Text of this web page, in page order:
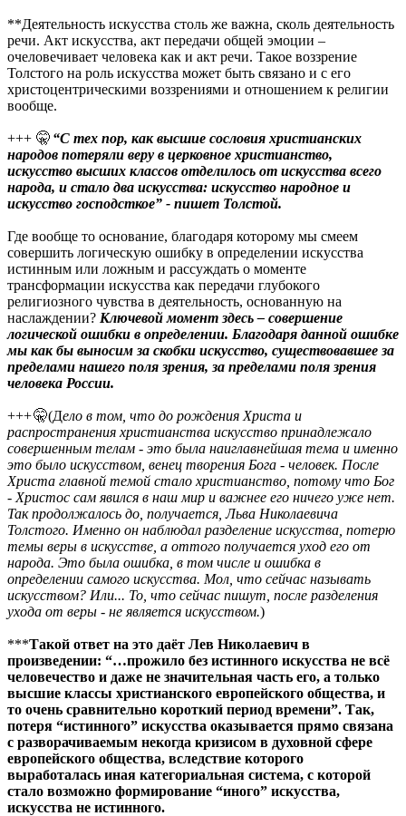
**Деятельность искусства столь же важна, сколь деятельность
речи. Акт искусства, акт передачи общей эмоции –
очеловечивает человека как и акт речи. Такое воззрение
Толстого на роль искусства может быть связано и с его
христоцентрическими воззрениями и отношением к религии
вообще.
+++ 🤫 “С тех пор, как высшие сословия христианских
народов потеряли веру в церковное христианство,
искусство высших классов отделилось от искусства всего
народа, и стало два искусства: искусство народное и
искусство господсткое” - пишет Толстой.
Где вообще то основание, благодаря которому мы смеем
совершить логическую ошибку в определении искусства
истинным или ложным и рассуждать о моменте
трансформации искусства как передачи глубокого
религиозного чувства в деятельность, основанную на
наслаждении? Ключевой момент здесь – совершение
логической ошибки в определении. Благодаря данной ошибке
мы как бы выносим за скобки искусство, существовавшее за
пределами нашего поля зрения, за пределами поля зрения
человека России.
+++🤫(Дело в том, что до рождения Христа и
распространения христианства искусство принадлежало
совершенным телам - это была наиглавнейшая тема и именно
это было искусством, венец творения Бога - человек. После
Христа главной темой стало христианство, потому что Бог
- Христос сам явился в наш мир и важнее его ничего уже нет.
Так продолжалось до, получается, Льва Николаевича
Толстого. Именно он наблюдал разделение искусства, потерю
темы веры в искусстве, а оттого получается уход его от
народа. Это была ошибка, в том числе и ошибка в
определении самого искусства. Мол, что сейчас называть
искусством? Или... То, что сейчас пишут, после разделения
ухода от веры - не является искусством.)
***Такой ответ на это даёт Лев Николаевич в
произведении: “…прожило без истинного искусства не всё
человечество и даже не значительная часть его, а только
высшие классы христианского европейского общества, и
то очень сравнительно короткий период времени”. Так,
потеря “истинного” искусства оказывается прямо связана
с разворачиваемым некогда кризисом в духовной сфере
европейского общества, вследствие которого
выработалась иная категориальная система, с которой
стало возможно формирование “иного” искусства,
искусства не истинного.